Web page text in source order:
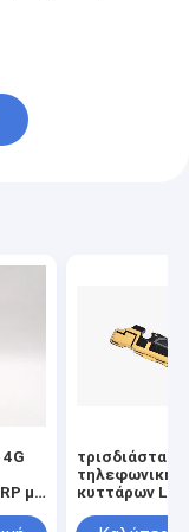
4G
με
τρισδιάστατη
τηλεφωνική
κυττάρων LDS
ηλεκτρονικό